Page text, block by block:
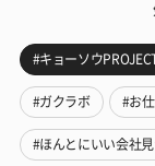
#キョーソウ
#ガクラボ #お
#ほんとにいい会社見